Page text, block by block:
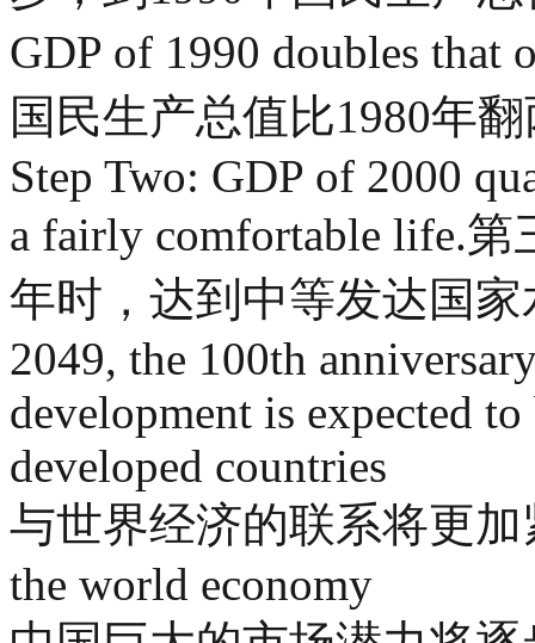
GDP of 1990 doubles
国民生产总值比1980年
Step Two: GDP of 2000
a fairly comfortable life.
年时，达到中等发达国家
2049, the 100th
development is expected
developed countries
与世界经济的联系将更加
the world economy